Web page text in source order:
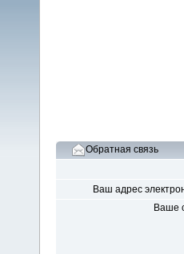
Обратная связь
Ваш адрес
Ваше